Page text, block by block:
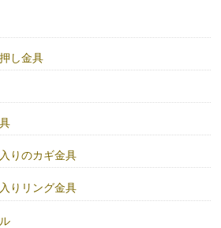
し金具
りのカギ金具
りリング金具